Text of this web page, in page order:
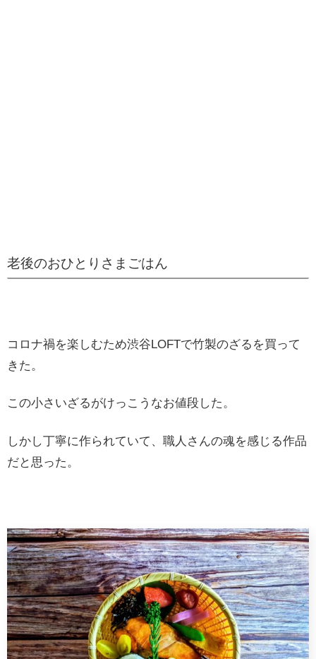
老後のおひとりさまごはん
コロナ禍を楽しむため渋谷LOFTで竹製のざるを買って
きた。
この小さいざるがけっこうなお値段した。
しかし丁寧に作られていて、職人さんの魂を感じる作品
だと思った。